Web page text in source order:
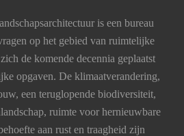
is een bureau
op het gebied van ruimtelijke
de komende decennia geplaatst
opgaven. De klimaatverandering,
een teruglopende biodiversiteit,
ruimte voor hernieuwbare
aan rust en traagheid zijn